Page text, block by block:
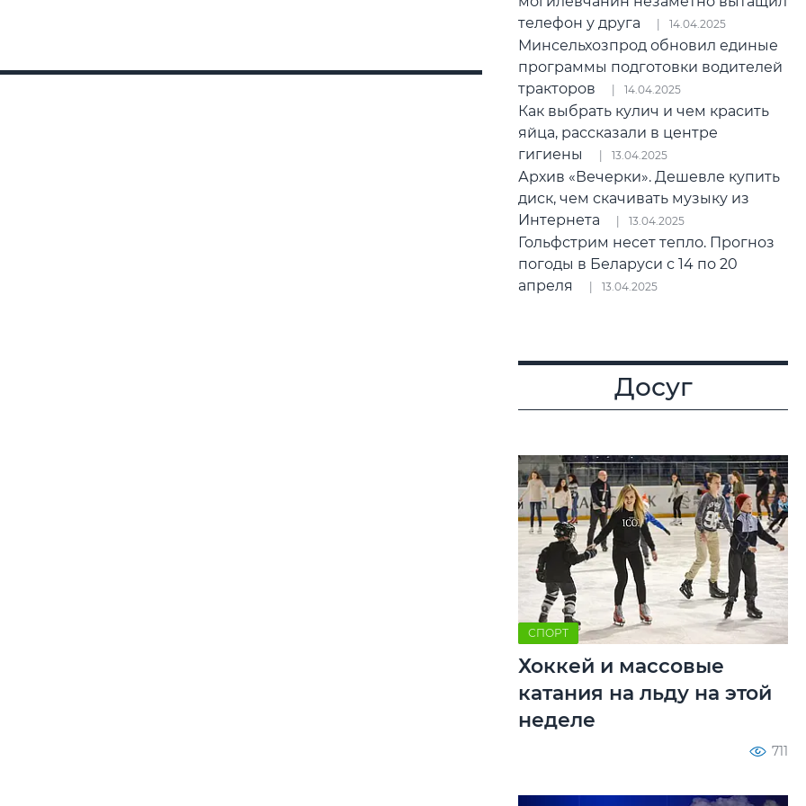
телефон у друга
14.04.2025
Минсельхозпрод обновил единые
программы подготовки водителей
тракторов
14.04.2025
Как выбрать кулич и чем красить
яйца, рассказали в центре
гигиены
13.04.2025
Архив «Вечерки». Дешевле купить
диск, чем скачивать музыку из
Интернета
13.04.2025
Гольфстрим несет тепло. Прогноз
погоды в Беларуси с 14 по 20
апреля
13.04.2025
Досуг
СПОРТ
Хоккей и массовые
катания на льду на этой
неделе
711